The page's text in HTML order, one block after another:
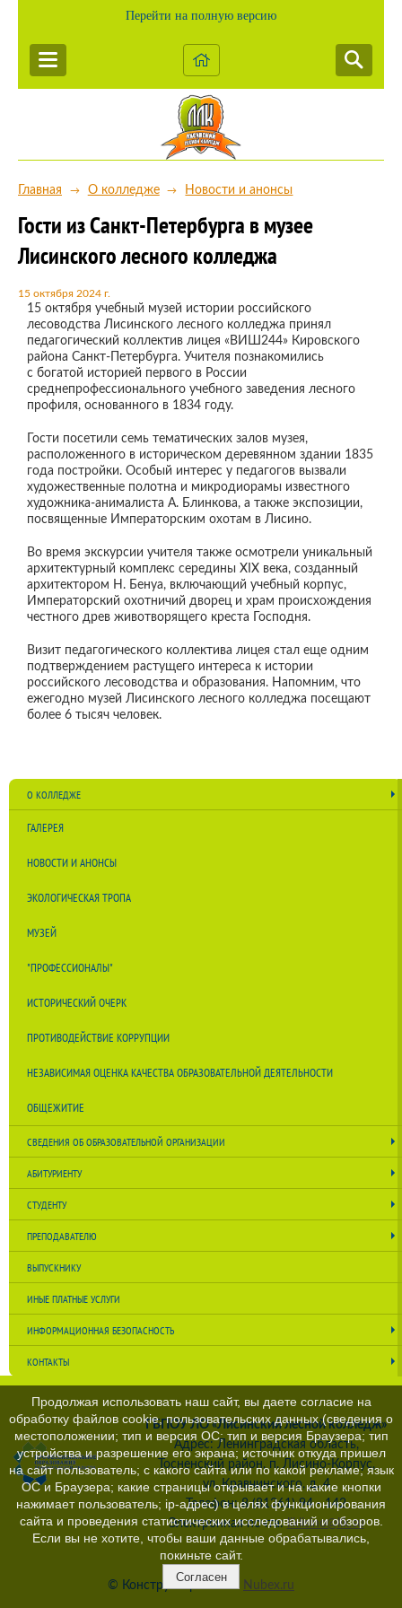
Перейти на полную версию
Главная → О колледже → Новости и анонсы
Гости из Санкт-Петербурга в музее
Лисинского лесного колледжа
15 октября 2024 г.
15 октября учебный музей истории российского
лесоводства Лисинского лесного колледжа принял
педагогический коллектив лицея «ВИШ244» Кировского
района Санкт-Петербурга. Учителя познакомились
с богатой историей первого в России
среднепрофессионального учебного заведения лесного
профиля, основанного в 1834 году.
Гости посетили семь тематических залов музея,
расположенного в историческом деревянном здании 1835
года постройки. Особый интерес у педагогов вызвали
художественные полотна и микродиорамы известного
художника-анималиста А. Блинкова, а также экспозиции,
посвященные Императорским охотам в Лисино.
Во время экскурсии учителя также осмотрели уникальный
архитектурный комплекс середины XIX века, созданный
архитектором Н. Бенуа, включающий учебный корпус,
Императорский охотничий дворец и храм происхождения
честного древ животворящего креста Господня.
Визит педагогического коллектива лицея стал еще одним
подтверждением растущего интереса к истории
российского лесоводства и образования. Напомним, что
ежегодно музей Лисинского лесного колледжа посещают
более 6 тысяч человек.
О КОЛЛЕДЖЕ
ГАЛЕРЕЯ
НОВОСТИ И АНОНСЫ
ЭКОЛОГИЧЕСКАЯ ТРОПА
МУЗЕЙ
"ПРОФЕССИОНАЛЫ"
ИСТОРИЧЕСКИЙ ОЧЕРК
ПРОТИВОДЕЙСТВИЕ КОРРУПЦИИ
НЕЗАВИСИМАЯ ОЦЕНКА КАЧЕСТВА ОБРАЗОВАТЕЛЬНОЙ ДЕЯТЕЛЬНОСТИ
ОБЩЕЖИТИЕ
СВЕДЕНИЯ ОБ ОБРАЗОВАТЕЛЬНОЙ ОРГАНИЗАЦИИ
АБИТУРИЕНТУ
СТУДЕНТУ
ПРЕПОДАВАТЕЛЮ
ВЫПУСКНИКУ
ИНЫЕ ПЛАТНЫЕ УСЛУГИ
ИНФОРМАЦИОННАЯ БЕЗОПАСНОСТЬ
КОНТАКТЫ
ГБПОУ ЛО «Лисинский лесной колледж»
Адрес: Ленинградская область,
Тосненский район, п. Лисино-Корпус,
ул. Кравчинского, д. 4
Телефон: 8 (81361) 94 - 142
Электронная почта:llklisino@llk.su
© Конструктор сайтов Nubex.ru
Продолжая использовать наш сайт, вы даете согласие на
обработку файлов cookie, пользовательских данных (сведения о
местоположении; тип и версия ОС; тип и версия Браузера; тип
устройства и разрешение его экрана; источник откуда пришел
на сайт пользователь; с какого сайта или по какой рекламе; язык
ОС и Браузера; какие страницы открывает и на какие кнопки
нажимает пользователь; ip-адрес) в целях функционирования
сайта и проведения статистических исследований и обзоров.
Если вы не хотите, чтобы ваши данные обрабатывались,
покиньте сайт.
Согласен